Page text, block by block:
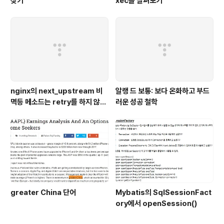
nginx의 next_upstream 비
멱등 메소드는 retry를 하지 않는
예시
알랭 드 보통: 보다 온화하고 부드
러운 성공 철학
greater China 단어
Mybatis의 SqlSessionFact
ory에서 openSession()